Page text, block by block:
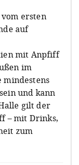
ersten
auf
mit Anpfiff
im
mindestens
und kann
gilt der
– mit Drinks,
zum